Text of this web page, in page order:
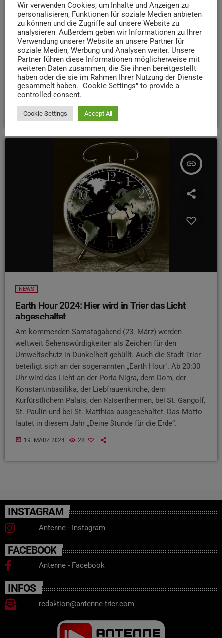
Spotlight?
Die Illuminale bringt seit 2011 Lichtkunst nach Trier. Was
als Lampignon-Festival begann, stellt mittlerweile alle
zwei Jahre ein anderes Trierer Weltkulturerbe in den
Fokus. Dabei kommen auch Laser, Projektionen und viele
andere Beleuchtungsformen zum Einsatz. Was uns dieses
Jahr erwartet - und wie das eigentlich mit dem Eintritt
funktioniert - erfahrt ihr hier:
today 25. JULI 2025 47
insert_link
NEWS
Earth Hour 2024: Hier wird in Trier das Licht
abgeschaltet
Am kommenden Samstagabend (23. März) werden
weltweit Sehenswürdigkeiten als Zeichen für den
Umweltschutz in Dunkelheit gehüllt. Auch die Stadt Trier
beteiligt sich an der sogenannten „Earth Hour“. Ab 20:30
Uhr wird das Licht an der Porta Nigra, dem Dom, der
Konstantinbasilika, der Liebfrauenkirche, dem
Kurfürstlichem Palais, den Kaiserthermen, bei St. Gangolf,
St. Paulin und bei St. Matthias ausgeschaltet. Das Motto
lautet in diesem Jahr „Deine Stunde für die Erde“.
today 19. MÄRZ 2024 28
INSTAGRAM
Antenne - Instagram
FACEBOOK
Antenne - Facebook
INFOS
redaktion@antenne-trier.com
Wir verwenden Cookies, um Inhalte und Anzeigen zu
personalisieren, Funktionen für soziale Medien anbieten
zu können und die Zugriffe auf unsere Website zu
analysieren. Außerdem geben wir Informationen zu Ihrer
Verwendung unserer Website an unsere Partner für
soziale Medien, Werbung und Analysen weiter. Unsere
Partner führen diese Informationen möglicherweise mit
weiteren Daten zusammen, die Sie ihnen bereitgestellt
haben oder die sie im Rahmen Ihrer Nutzung der Dienste
gesammelt haben. "Cookie Settings" to provide a
controlled consent.
Cookie Settings Accept All